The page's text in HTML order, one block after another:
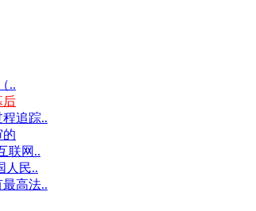
..
后
追踪..
的
联网..
人民..
高法..